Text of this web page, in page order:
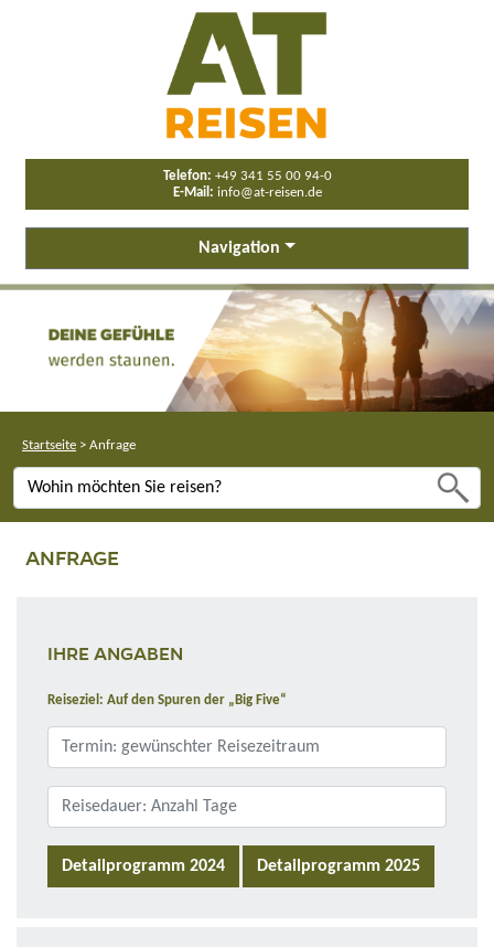
Telefon: +49 341 55 00 94-0
E-Mail: info@at-reisen.de
Navigation
Startseite > Anfrage
ANFRAGE
IHRE ANGABEN
Reiseziel: Auf den Spuren der „Big Five“
Detailprogramm 2024 Detailprogramm 2025